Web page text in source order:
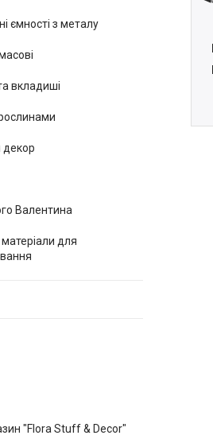
ємності з металу
вкладиші
декор
Валентина
матеріали для
"Flora Stuff & Decor"